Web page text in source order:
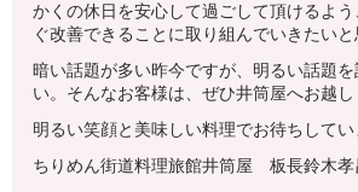
かくの休日を安心して過ごして頂けるよ
ぐ改善できることに取り組んでいきたいと
暗い話題が多い昨今ですが、明るい話題
い。そんなお客様は、ぜひ井筒屋へお越し
明るい笑顔と美味しい料理でお待ちしてい
ちりめん街道料理旅館井筒屋 板長鈴木